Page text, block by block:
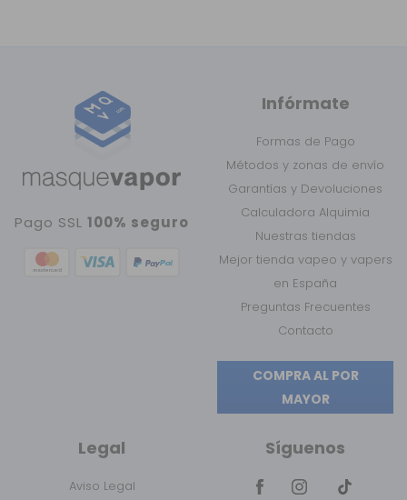
Pago SSL100% seguro
Infórmate
Formas de Pago
Métodos y zonas de envío
Garantías y Devoluciones
Calculadora Alquimia
Nuestras tiendas
Mejor tienda vapeo y vapers
en España
Preguntas Frecuentes
Contacto
COMPRA AL POR
MAYOR
Legal
Aviso Legal
Síguenos